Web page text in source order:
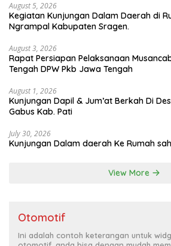
August 5, 2026
Kegiatan Kunjungan Dalam Daerah di
Ngrampal Kabupaten Sragen.
August 3, 2026
Rapat Persiapan Pelaksanaan
Tengah DPW Pkb Jawa Tengah
August 1, 2026
Kunjungan Dapil & Jum’at Berkah Di
Gabus Kab. Pati
July 30, 2026
Kunjungan Dalam daerah Ke Rumah
View More
Otomotif
Ini adalah contoh keterangan untuk